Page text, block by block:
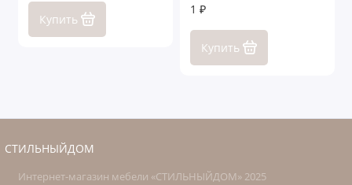
Купить
1 ₽
Купить
СТИЛЬНЫЙДОМ
Интернет-магазин мебели «СТИЛЬНЫЙДОМ» 2025